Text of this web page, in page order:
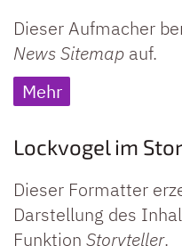
Dieser Aufmacher
News Sitemap auf.
Mehr
Lockvogel im
Dieser Formatter
Darstellung des
Funktion Storyteller.